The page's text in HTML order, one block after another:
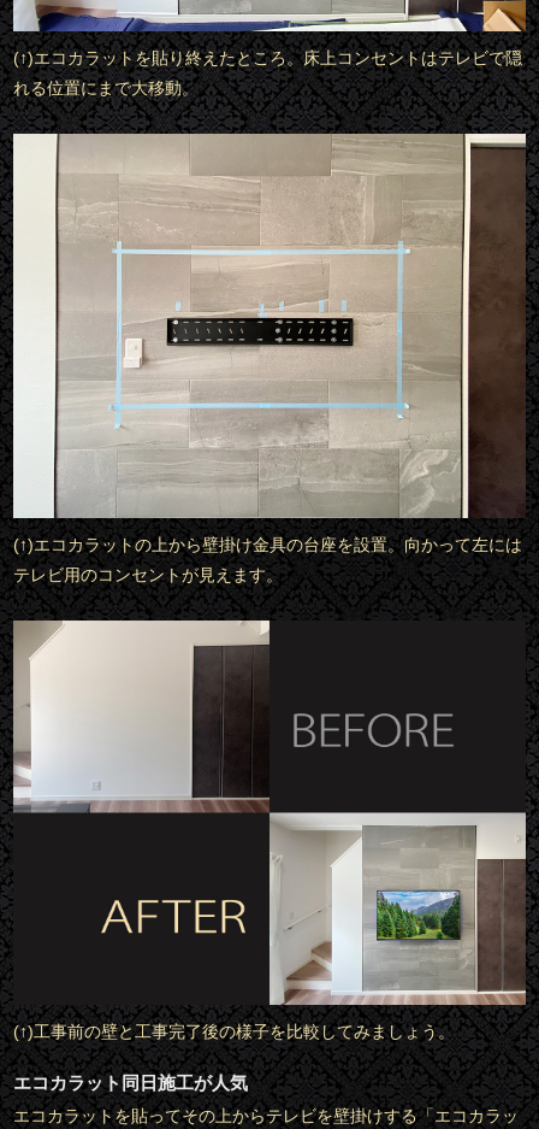
(↑)エコカラットを貼り終えたところ。床上コンセントはテレビで隠
れる位置にまで大移動。
(↑)エコカラットの上から壁掛け金具の台座を設置。向かって左には
テレビ用のコンセントが見えます。
(↑)工事前の壁と工事完了後の様子を比較してみましょう。
エコカラット同日施工が人気
エコカラットを貼ってその上からテレビを壁掛けする「エコカラッ